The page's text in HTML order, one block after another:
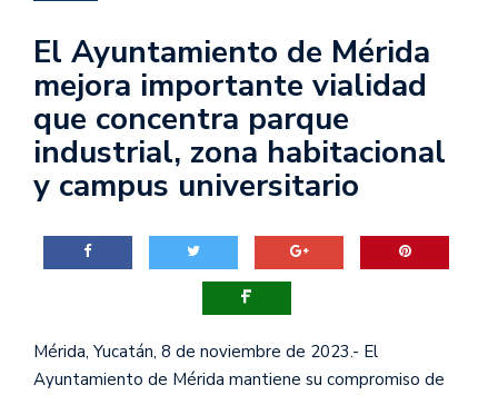
El Ayuntamiento de Mérida
mejora importante vialidad
que concentra parque
industrial, zona habitacional
y campus universitario
Mérida, Yucatán, 8 de noviembre de 2023.- El
Ayuntamiento de Mérida mantiene su compromiso de